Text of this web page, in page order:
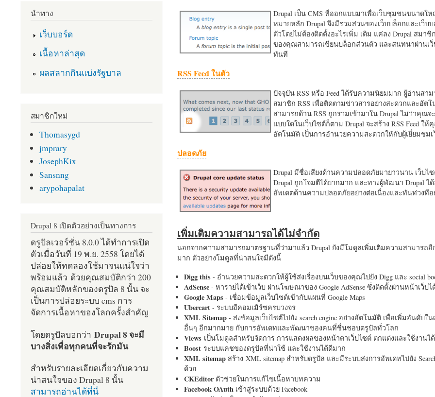
Drupal เป็น CMS ที่ออกแบบมาเพื่อเว็บชุมชนขนาดให
หมายหลัก Drupal จึงมีรวมส่วนของเว็บบล็อกและเว็บ
ตัวโดยไม่ต้องติดตั้งอะไรเพิ่ม เติม แค่ลง Drupal สมาชิ
ของคุณสามารถเขียนบล็อกส่วนตัว และสนทนาผ่านเว็
ทันที
RSS Feed ในตัว
ปัจจุบัน RSS หรือ Feed ได้รับความนิยมมาก ผู้อ่านสา
สมาชิก RSS เพื่อติดตามข่าวสารอย่างสะดวกและอัต
สามารถด้าน RSS ถูกรวมเข้ามาใน Drupal ไม่ว่าคุณจ
แบบใดในเว็บไซต์ก็ตาม Drupal จะสร้าง RSS Feed ให้
อัตโนมัติ เป็นการอำนวยความสะดวกใหักับผู้เยี่ยมชม
ปลอดภัย
Drupal มีชื่อเสียงด้านความปลอดภัยมายาวนาน เว็บไ
Drupal ถูกโจมตีได้ยากมาก และทางผู้พัฒนา Drupal ไ
อัพเดตด้านความปลอดภัยอย่างต่อเนื่องและทันท่วงทีอ
เพิ่มเติมความสามารถได้ไม่จำกัด
นอกจากความสามารถมาตรฐานที่ว่ามาแล้ว Drupal ยังมีโมดูลเพิ่มเติมความสามารถอี
มาก ตัวอย่างโมดูลที่น่าสนใจมีดังนี้
Digg this- อำนวยความสะดวกให้ผู้ใช้ส่งเรื่องบนเว็บของคุณไปยัง Digg และ social
AdSense- หารายได้เข้าเว็บ ผ่านโฆษณาของ Google AdSense ซึ่งติดตั้งผ่านหน้าเว็บไ
Google Maps- เชื่อมข้อมูลเว็บไซต์เข้ากับแผนที่ Google Maps
Ubercart- ระบบอีคอมเมิร์ซครบวงจร
XML Sitemap- ส่งข้อมูลเว็บไซต์ไปยัง search engine อย่างอัตโนมัติ เพื่อเพิ่มอันดับใ
อื่นๆ อีกมากมาย กับการอัพเดทและพัฒนาของคนที่ชื่นชอบดรูปัลทั่วโลก
Views เป็นโมดูลสำหรับจัดการ การแสดงผลของหน้าตาเว็บไซต์ ตกแต่งและใช้งานไ
Boost ระบบแคชของดรูปัลที่น่าใช้ และใช้งานได้ดีมาก
XML sitemapสร้าง XML sitemap สำหรับดรูปัล และมีระบบส่งการอัพเดทไปยัง
ด้วย
CKEditorตัวช่วยในการแก้ไขเนื้อหาบทความ
Facebook OAuth เข้าสู่ระบบด้วย Facebook
นำทาง
เว็บบอร์ด
เนื้อหาล่าสุด
ผลสลากกินแบ่งรัฐบาล
สมาชิกใหม่
Thomasygd
jmprary
JosephKix
Sansnng
arypohapalat
Drupal 8 เปิดตัวอย่างเป็นทางการ
ดรูปัลเวอร์ชั่น 8.0.0 ได้ทำการเปิด
ตัวเมื่อวันที่ 19 พ.ย. 2558 โดยได้
ปล่อยให้ทดลองใช้มาจนแน่ใจว่า
พร้อมแล้ว ด้วยคุณสมบัติกว่า 200
คุณสมบัติหลักของดรูปัล 8 นั้น จะ
เป็นการปล่อยระบบ cms การ
จัดการเนื้อหาของโลกครั้งสำคัญ
โดยดรูปัลบอกว่า Drupal 8 จะมี
บางสิ่งเพื่อทุกคนที่จะรักมัน
สำหรับรายละเอียดเกี่ยวกับความ
น่าสนใจของ Drupal 8 นั้น
สามารถอ่านได้ที่นี่